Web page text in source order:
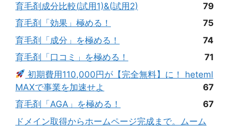
育毛剤成分比較(試用1)&(試用2)
79
育毛剤「効果」極める！
75
育毛剤「成分」を極める！
74
育毛剤「口コミ」を極める！
71
初期費用110,000円が【完全無料】に！ heteml
MAXで事業を加速せよ
67
育毛剤「AGA」を極める！
67
ドメイン取得からホームページ完成まで。ムーム